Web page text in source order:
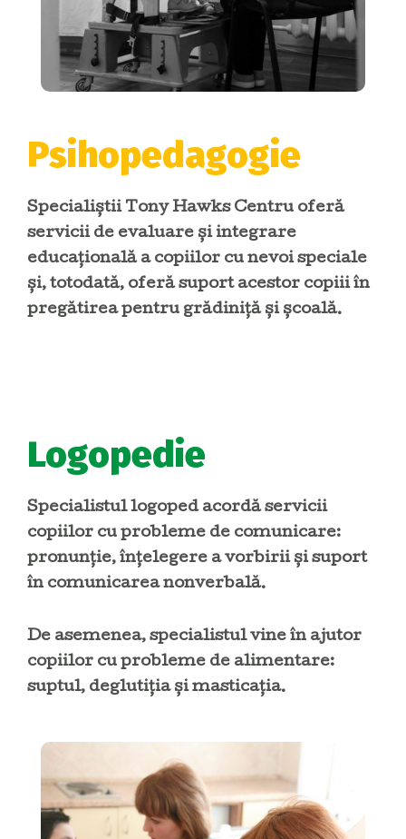
Psihopedagogie
Specialiștii Tony Hawks Centru oferă
servicii de evaluare și integrare
educațională a copiilor cu nevoi speciale
și, totodată, oferă suport acestor copiii în
pregătirea pentru grădiniță și școală.
Logopedie
Specialistul logoped acordă servicii
copiilor cu probleme de comunicare:
pronunție, înțelegere a vorbirii și suport
în comunicarea nonverbală.
De asemenea, specialistul vine în ajutor
copiilor cu probleme de alimentare:
suptul, deglutiția și masticația.